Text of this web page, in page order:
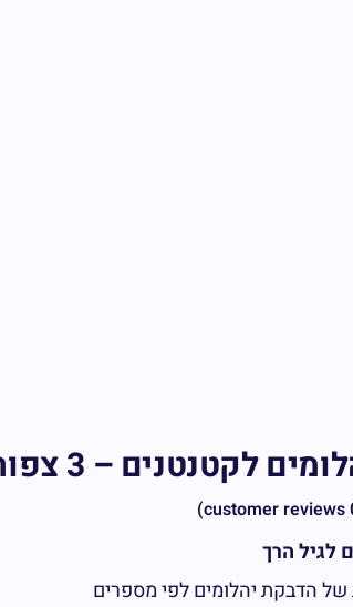
לקטנטנים – 3 צפורים
לגיל הרך
הדבקת יהלומים לפי מספרים